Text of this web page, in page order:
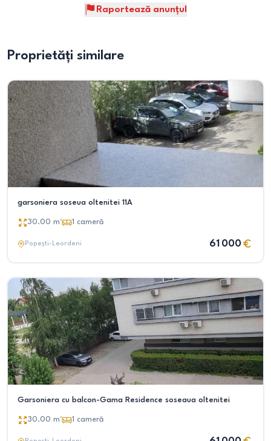
Raportează anunțul
Proprietăți similare
garsoniera soseua oltenitei 11A
30.00 m² 1 cameră
Popești-Leordeni 61 000
Garsoniera cu balcon-Gama Residence soseaua oltenitei
30.00 m² 1 cameră